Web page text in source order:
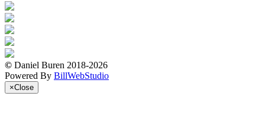
© Daniel Buren 2018-2026
Powered By BillWebStudio
×Close